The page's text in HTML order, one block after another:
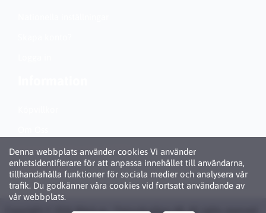
Denna webbplats använder cookies Vi använder
enhetsidentifierare för att anpassa innehållet till användarna,
tillhandahålla funktioner för sociala medier och analysera vår
trafik. Du godkänner våra cookies vid fortsatt användande av
vår webbplats.
Personuppgiftspolicy (GDPR)
Om Cookies
Copyright © 2026 Bläck.se / Patronbutiken AB. All rights reserved ·